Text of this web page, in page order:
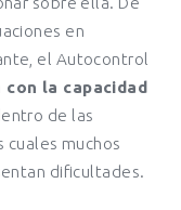
en
el Autocontrol
la capacidad
de las
cuales muchos
dificultades.